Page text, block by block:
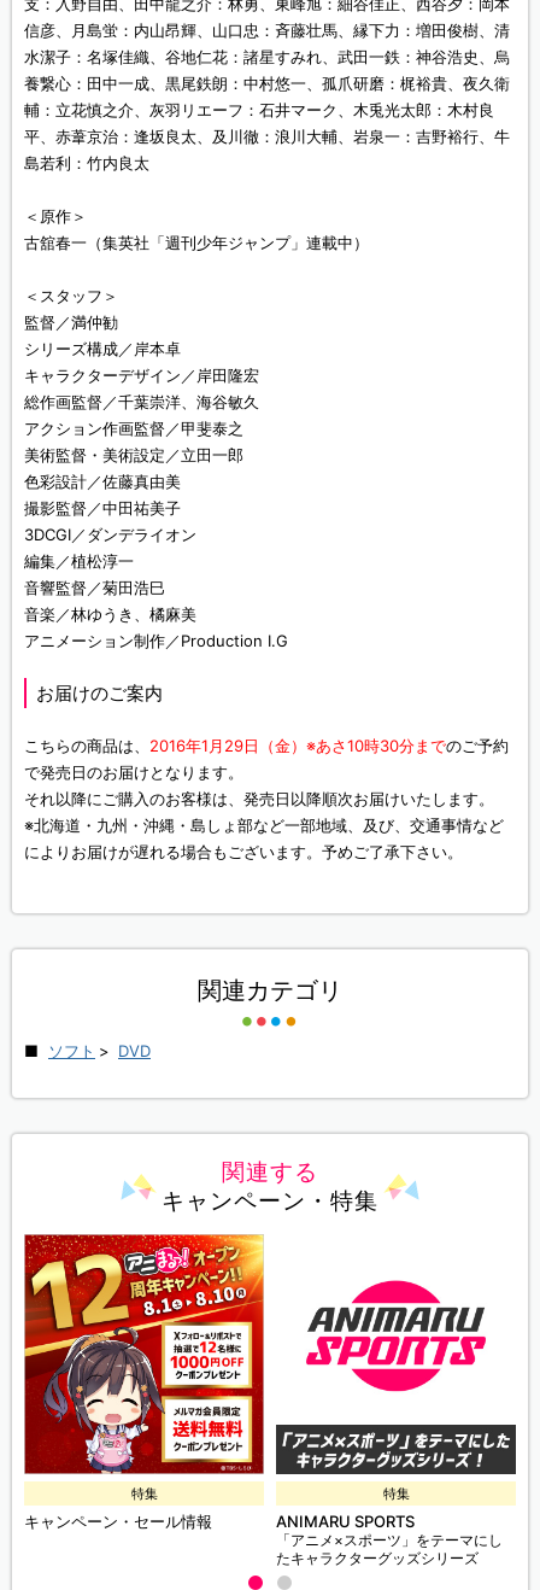
信彦、月島蛍：内山昂輝、山口忠：斉藤壮馬、縁下力：増田俊樹、清
水潔子：名塚佳織、谷地仁花：諸星すみれ、武田一鉄：神谷浩史、烏
養繋心：田中一成、黒尾鉄朗：中村悠一、孤爪研磨：梶裕貴、夜久衛
輔：立花慎之介、灰羽リエーフ：石井マーク、木兎光太郎：木村良
平、赤葦京治：逢坂良太、及川徹：浪川大輔、岩泉一：吉野裕行、牛
島若利：竹内良太
＜原作＞
古舘春一（集英社「週刊少年ジャンプ」連載中）
＜スタッフ＞
監督／満仲勧
シリーズ構成／岸本卓
キャラクターデザイン／岸田隆宏
総作画監督／千葉崇洋、海谷敏久
アクション作画監督／甲斐泰之
美術監督・美術設定／立田一郎
色彩設計／佐藤真由美
撮影監督／中田祐美子
3DCGI／ダンデライオン
編集／植松淳一
音響監督／菊田浩巳
音楽／林ゆうき、橘麻美
アニメーション制作／Production I.G
お届けのご案内
こちらの商品は、 2016年1月29日（金）※あさ10時30分までのご予約
で発売日のお届けとなります。
それ以降にご購入のお客様は、発売日以降順次お届けいたします。
※北海道・九州・沖縄・島しょ部など一部地域、及び、交通事情など
によりお届けが遅れる場合もございます。予めご了承下さい。
関連カテゴリ
ソフト > DVD
関連する
キャンペーン・特集
特集
キャンペーン・セール情報
特集
ANIMARU SPORTS
「アニメ×スポーツ」をテーマにし
たキャラクターグッズシリーズ